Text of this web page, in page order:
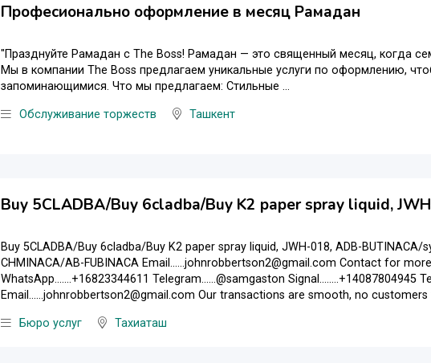
Професионально оформление в месяц Рамадан
"Празднуйте Рамадан с The Boss! Рамадан — это священный месяц, когда
Мы в компании The Boss предлагаем уникальные услуги по оформлению,
запоминающимися. Что мы предлагаем: Стильные ...
Обслуживание торжеств Ташкент
Buy 5CLADBA/Buy 6cladba/Buy K2 paper spray liquid,
Buy 5CLADBA/Buy 6cladba/Buy K2 paper spray liquid, JWH-018, ADB-
CHMINACA/AB-FUBINACA Email......johnrobbertson2@gmail.com Contact for
WhatsApp.......+16823344611 Telegram......@samgaston Signal........+14087804945
Email......johnrobbertson2@gmail.com Our transactions are smooth, no
Бюро услуг Тахиаташ